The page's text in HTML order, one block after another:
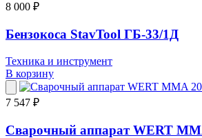
8 000 ₽
Бензокоса StavTool ГБ-33/1Д
Техника и инструмент
В корзину
7 547 ₽
Сварочный аппарат WERT